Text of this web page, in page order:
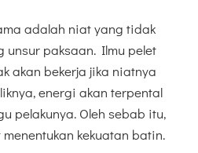
adalah niat yang tidak
unsur paksaan. Ilmu pelet
akan bekerja jika niatnya
energi akan terpental
pelakunya. Oleh sebab itu,
kekuatan batin.